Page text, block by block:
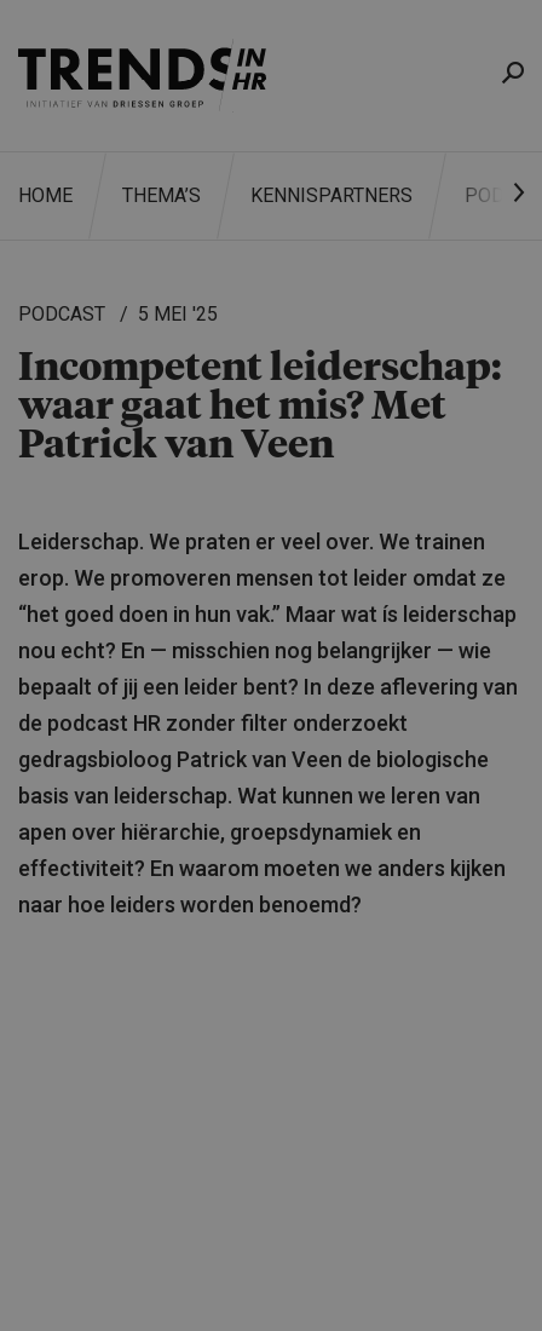
HOME THEMA’S KENNISPARTNERS
ZOEKEN
PODCAST 5 MEI '25
Incompetent leiderschap:
waar gaat het mis? Met
Patrick van Veen
Leiderschap. We praten er veel over. We trainen
erop. We promoveren mensen tot leider omdat ze
“het goed doen in hun vak.” Maar wat ís leiderschap
nou echt? En — misschien nog belangrijker — wie
bepaalt of jij een leider bent? In deze aflevering van
de podcast HR zonder filter onderzoekt
gedragsbioloog Patrick van Veen de biologische
basis van leiderschap. Wat kunnen we leren van
apen over hiërarchie, groepsdynamiek en
effectiviteit? En waarom moeten we anders kijken
naar hoe leiders worden benoemd?